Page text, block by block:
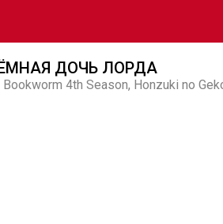
ДОЧЬ ЛОРДА
4th Season, Honzuki no